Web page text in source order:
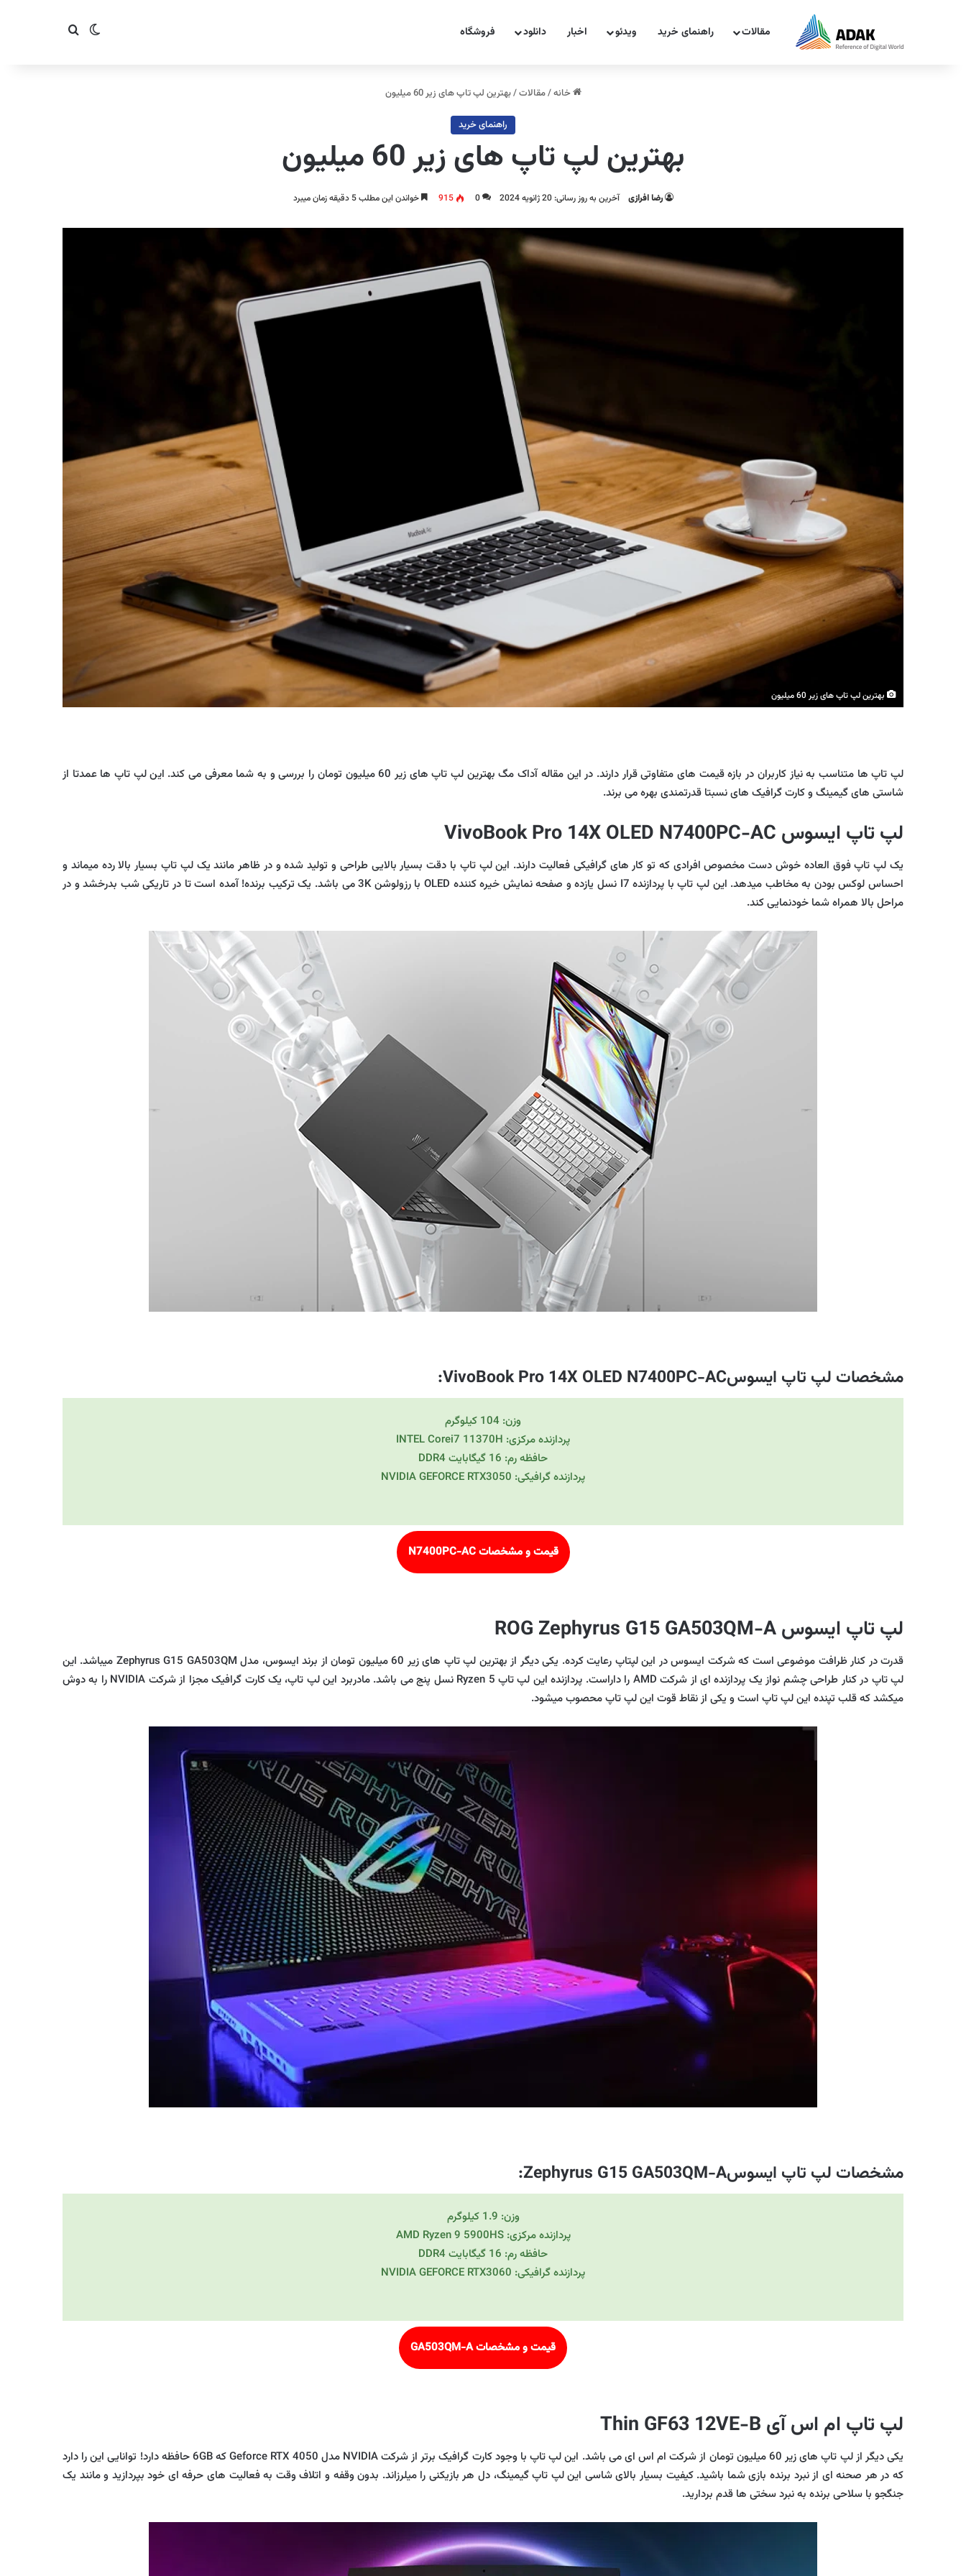
مقالات راهنمای خرید ویدئو اخبار دانلود فروشگاه تغییر پوسته
خانه/مقالات/بهترین لپ تاپ های زیر 60 میلیون
راهنمای خرید
بهترین لپ تاپ های زیر 60 میلیون
رضا افرازی آخرین به روز رسانی: 20 ژانویه 2024 0
915 خواندن این مطلب 5 دقیقه زمان میبرد
بهترین لپ تاپ های زیر 60 میلیون
لپ تاپ ها متناسب به نیاز کاربران در بازه قیمت های متفاوتی قرار دارند. در این مقاله آداک مگ بهترین لپ تاپ های زیر 60 میلیون تومان را بررسی و به شما معرفی می کند. این لپ تاپ ها عمدتا از
شاستی های گیمینگ و کارت گرافیک های نسبتا قدرتمندی بهره می برند.
لپ تاپ ایسوس VivoBook Pro 14X OLED N7400PC-AC
یک لپ تاپ فوق العاده خوش دست مخصوص افرادی که تو کار های گرافیکی فعالیت دارند. این لپ تاپ با دقت بسیار بالایی طراحی و تولید شده و در ظاهر مانند یک لپ تاپ بسیار بالا رده میماند و
احساس لوکس بودن به مخاطب میدهد. این لپ تاپ با پردازنده I7 نسل یازده و صفحه نمایش خیره کننده OLED با رزولوشن 3K می باشد. یک ترکیب برنده! آمده است تا در تاریکی شب بدرخشد و در
مراحل بالا همراه شما خودنمایی کند.
مشخصات لپ تاپ ایسوسVivoBook Pro 14X OLED N7400PC-AC
:
وزن: 104 کیلوگرم
پردازنده مرکزی: INTEL Corei7 11370H
حافظه رم: 16 گیگابایت DDR4
پردازنده گرافیکی: NVIDIA GEFORCE RTX3050
قیمت و مشخصات N7400PC-AC
لپ تاپ ایسوس ROG Zephyrus G15 GA503QM-A
قدرت در کنار ظرافت موضوعی است که شرکت ایسوس در این لپتاپ رعایت کرده. یکی دیگر از بهترین لپ تاپ های زیر 60 میلیون تومان از برند ایسوس، مدل Zephyrus G15 GA503QM میباشد. این
لپ تاپ در کنار طراحی چشم نواز یک پردازنده ای از شرکت AMD را داراست. پردازنده این لپ تاپ Ryzen 5 نسل پنج می باشد. مادربرد این لپ تاپ، یک کارت گرافیک مجزا از شرکت NVIDIA را به دوش
میکشد که قلب تپنده این لپ تاپ است و یکی از نقاط قوت این لپ تاپ محصوب میشود.
مشخصات لپ تاپ ایسوسZephyrus G15 GA503QM-A :
وزن: 1.9 کیلوگرم
پردازنده مرکزی: AMD Ryzen 9 5900HS
حافظه رم: 16 گیگابایت DDR4
پردازنده گرافیکی: NVIDIA GEFORCE RTX3060
قیمت و مشخصات GA503QM-A
لپ تاپ ام اس آی Thin GF63 12VE-B
یکی دیگر از لپ تاپ های زیر 60 میلیون تومان از شرکت ام اس ای می باشد. این لپ تاپ با وجود کارت گرافیک برتر از شرکت NVIDIA مدل Geforce RTX 4050 که 6GB حافظه دارد! توانایی این را دارد
که در هر صحنه ای از نبرد برنده بازی شما باشید. کیفیت بسیار بالای شاسی این لپ تاپ گیمینگ، دل هر بازیکنی را میلرزاند. بدون وقفه و اتلاف وقت به فعالیت های حرفه ای خود بپردازید و مانند یک
جنگجو با سلاحی برنده به نبرد سختی ها قدم بردارید.